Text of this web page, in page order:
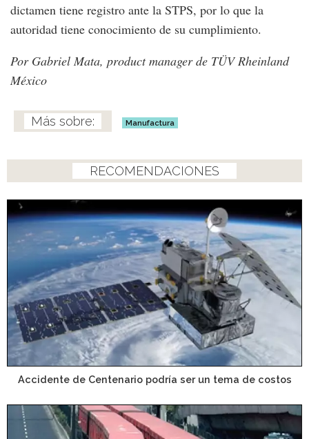
dictamen tiene registro ante la STPS, por lo que la
autoridad tiene conocimiento de su cumplimiento.
Por Gabriel Mata, product manager de TÜV Rheinland
México
Manufactura
RECOMENDACIONES
Accidente de Centenario podría ser un tema de costos